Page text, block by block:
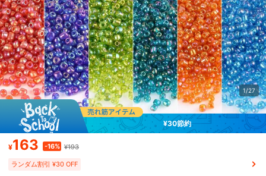
1/27
¥30節約
¥163 -16% ¥193
ランダム割引 ¥30 OFF